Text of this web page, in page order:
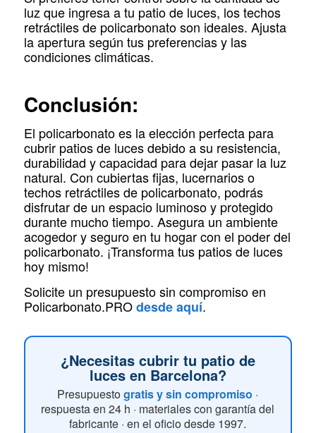
luz que ingresa a tu patio de luces, los techos
retráctiles de policarbonato son ideales. Ajusta
la apertura según tus preferencias y las
condiciones climáticas.
Conclusión:
El policarbonato es la elección perfecta para
cubrir patios de luces debido a su resistencia,
durabilidad y capacidad para dejar pasar la luz
natural. Con cubiertas fijas, lucernarios o
techos retráctiles de policarbonato, podrás
disfrutar de un espacio luminoso y protegido
durante mucho tiempo. Asegura un ambiente
acogedor y seguro en tu hogar con el poder del
policarbonato. ¡Transforma tus patios de luces
hoy mismo!
Solicite un presupuesto sin compromiso en
Policarbonato.PROdesde aquí.
¿Necesitas cubrir tu patio de
luces en Barcelona?
Presupuestogratis y sin compromiso ·
respuesta en 24 h · materiales con garantía del
fabricante · en el oficio desde 1997.